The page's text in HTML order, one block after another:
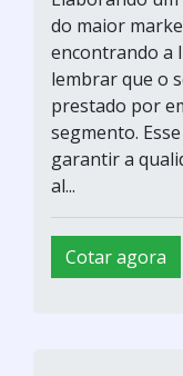
do maior
encontrando a
lembrar que o
prestado por
segmento.
garantir a
al...
Cotar agora